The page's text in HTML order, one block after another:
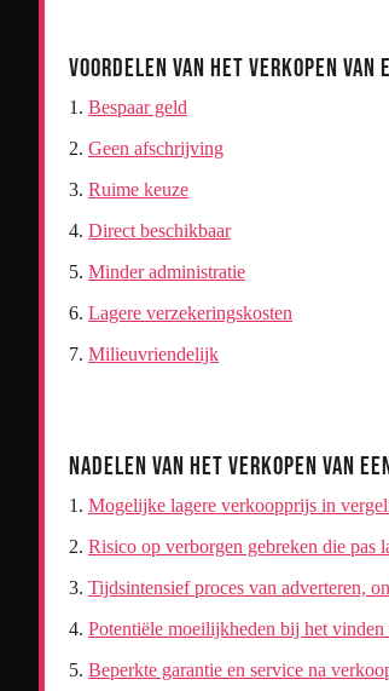
Voordelen van het Verkopen van
Bespaar geld
Geen afschrijving
Ruime keuze
Direct beschikbaar
Minder administratie
Lagere verzekeringskosten
Milieuvriendelijk
Nadelen van het Verkopen van
Mogelijke lagere verkoopprijs in
Risico op verborgen gebreken die pas
Tijdsintensief proces van adverteren,
Potentiële moeilijkheden bij het
Beperkte garantie en service na